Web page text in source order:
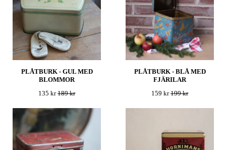
PLÅTBURK - GUL MED
BLOMMOR
135 kr189 kr
PLÅTBURK - BLÅ MED
FJÄRILAR
159 kr199 kr